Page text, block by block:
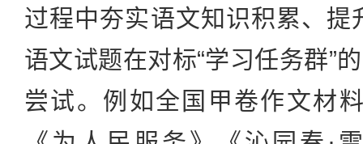
过程中夯实语文知识积累、提
语文试题在对标“学习任务群”
尝试。例如全国甲卷作文材